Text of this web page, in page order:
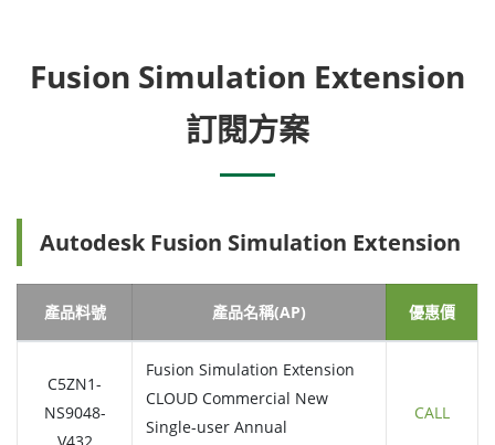
Fusion Simulation Extension
訂閱方案
Autodesk Fusion Simulation Extension
產品料號 產品名稱(AP) 優惠價
C5ZN1-
NS9048-
Fusion Simulation Extension
CLOUD Commercial New
Single-user Annual
CALL